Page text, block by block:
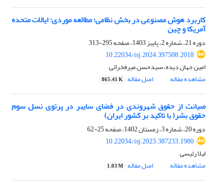
کاربرد هوش مصنوعی در بخش نظامی؛ مطالعه موردی: ایالات متحده
آمریکا و چین
دوره 21، شماره 2، پاییز 1403، صفحه
295-313
10.22034/isj.2024.397508.2018
امین جهان دیده، ُسیدحسن میرفخرائی
مشاهده مقاله
اصل مقاله 865.41 K
صیانت از حقوق شهروندی در فضای سایبر در پرتوی نسل سوم
حقوق بشر( با تاکید بر کشور ایران)
دوره 20، شماره 3، زمستان 1402، صفحه
25-62
10.22034/isj.2023.387233.1980
لیلا رئیسی
مشاهده مقاله
اصل مقاله 1.03 M